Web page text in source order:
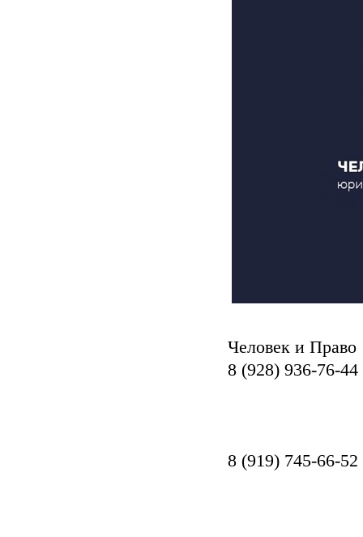
Человек и Право
8 (928) 936-76-44
8 (919) 745-66-52